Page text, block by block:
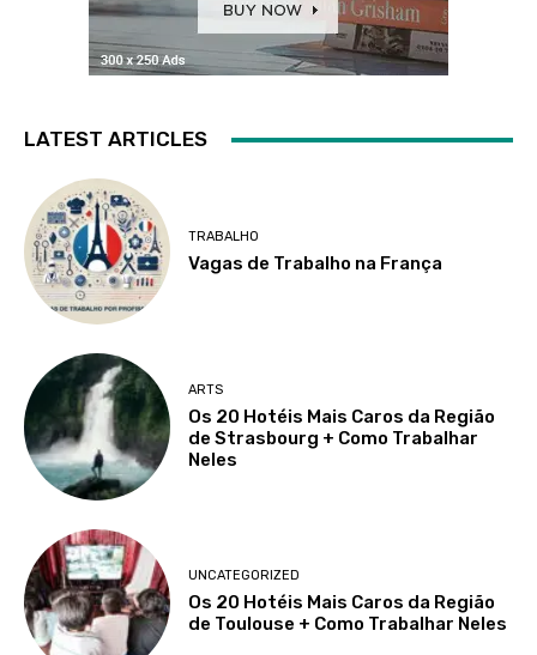
LATEST ARTICLES
TRABALHO
Vagas de Trabalho na França
ARTS
Os 20 Hotéis Mais Caros da Região
de Strasbourg + Como Trabalhar
Neles
UNCATEGORIZED
Os 20 Hotéis Mais Caros da Região
de Toulouse + Como Trabalhar Neles